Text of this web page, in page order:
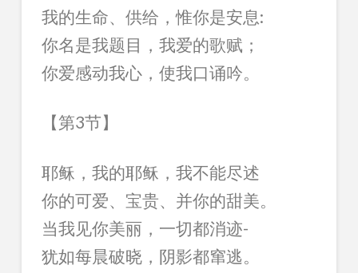
我的生命、供给，惟你是安息:
你名是我题目，我爱的歌赋；
你爱感动我心，使我口诵吟。
【第3节】
耶稣，我的耶稣，我不能尽述
你的可爱、宝贵、并你的甜美。
当我见你美丽，一切都消迹-
犹如每晨破晓，阴影都窜逃。